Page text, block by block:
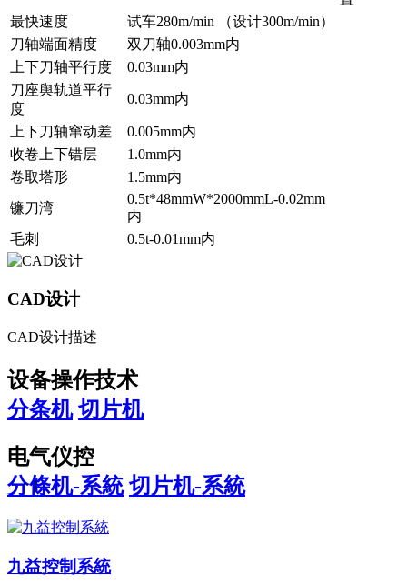
最快速度
试车280m/min （设计300m/min）
刀轴端面精度
双刀轴0.003mm内
上下刀轴平行度
0.03mm内
刀座舆轨道平行
度
0.03mm内
上下刀轴窜动差
0.005mm内
收卷上下错层
1.0mm内
卷取塔形
1.5mm内
镰刀湾
0.5t*48mmW*2000mmL-0.02mm
内
毛刺
0.5t-0.01mm内
CAD设计
CAD设计描述
设备操作技术
分条机 切片机
电气仪控
分條机-系統 切片机-系統
九益控制系統